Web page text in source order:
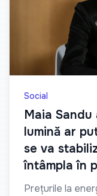
Social
Maia
lumină ar
se va
întâmpla în
Prețurile la